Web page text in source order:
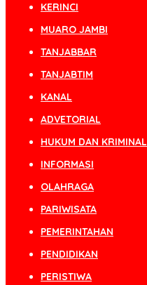
KERINCI
MUARO JAMBI
TANJABBAR
TANJABTIM
KANAL
ADVETORIAL
HUKUM DAN KRIMINAL
INFORMASI
OLAHRAGA
PARIWISATA
PEMERINTAHAN
PENDIDIKAN
PERISTIWA